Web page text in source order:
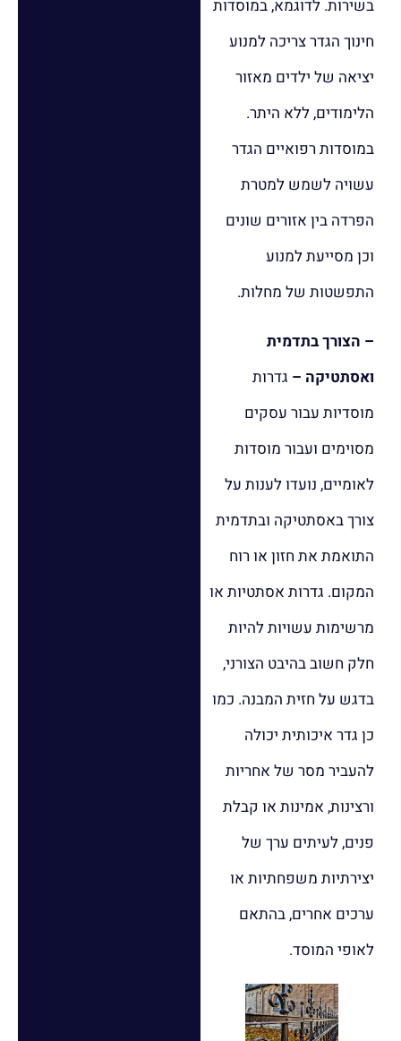
בשירות. לדוגמא, במוסדות
חינוך הגדר צריכה למנוע
יציאה של ילדים מאזור
הלימודים, ללא היתר.
במוסדות רפואיים הגדר
עשויה לשמש למטרת
הפרדה בין אזורים שונים
וכן מסייעת למנוע
התפשטות של מחלות.
– הצורך בתדמית
ואסתטיקה – גדרות
מוסדיות עבור עסקים
מסוימים ועבור מוסדות
לאומיים, נועדו לענות על
צורך באסתטיקה ובתדמית
התואמת את חזון או רוח
המקום. גדרות אסתטיות או
מרשימות עשויות להיות
חלק חשוב בהיבט הצורני,
בדגש על חזית המבנה. כמו
כן גדר איכותית יכולה
להעביר מסר של אחריות
ורצינות, אמינות או קבלת
פנים, לעיתים ערך של
יצירתיות משפחתיות או
ערכים אחרים, בהתאם
לאופי המוסד.